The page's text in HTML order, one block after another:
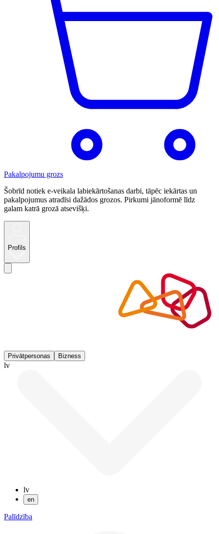
Pakalpojumu grozs
Šobrīd notiek e-veikala labiekārtošanas darbi, tāpēc iekārtas un
pakalpojumus atradīsi dažādos grozos. Pirkumi jānoformē līdz
galam katrā grozā atsevišķi.
Profils
Privātpersonas Bizness
lv
lv
en
Palīdzība